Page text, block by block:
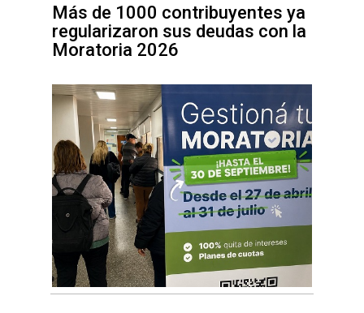
Más de 1000 contribuyentes ya
regularizaron sus deudas con la
Moratoria 2026